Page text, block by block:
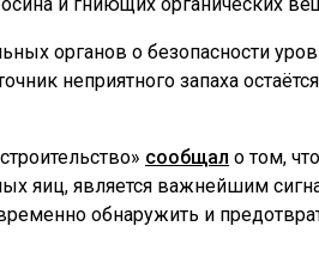
органов о безопасности
неприятного запаха остаётся
сообщал о том, что
яиц, является важнейшим
обнаружить и